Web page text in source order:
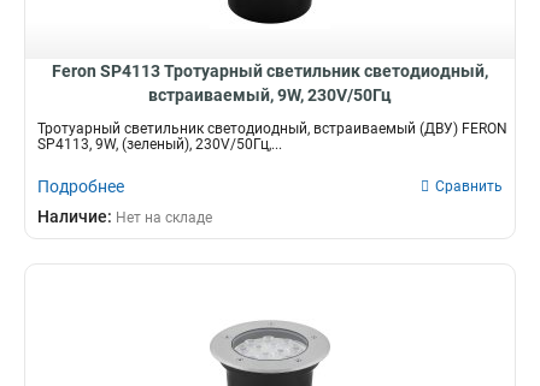
Feron SP4113 Тротуарный светильник светодиодный,
встраиваемый, 9W, 230V/50Гц
Тротуарный светильник светодиодный, встраиваемый (ДВУ) FERON
SP4113, 9W, (зеленый), 230V/50Гц,...
Подробнее Сравнить
Наличие: Нет на складе